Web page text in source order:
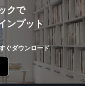
クで
ンプット
ぐダウンロード